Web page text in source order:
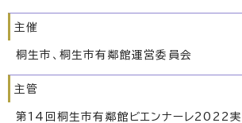
主催
桐生市、桐生市有鄰館運営委員会
主管
第14回桐生市有鄰館ビエンナーレ2022